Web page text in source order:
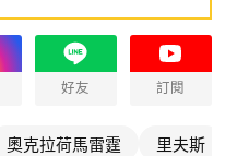
好友 訂閱
奧克拉荷馬雷霆 里夫斯